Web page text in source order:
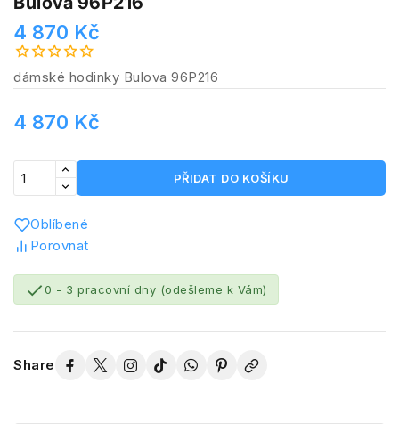
4 870 Kč
dámské hodinky Bulova 96P216
4 870 Kč
PŘIDAT DO KOŠÍKU
Oblíbené
Porovnat
0 - 3 pracovní dny (odešleme k Vám)
Share